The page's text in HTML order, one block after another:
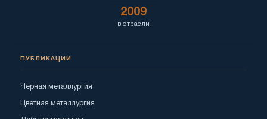
2009
в отрасли
ПУБЛИКАЦИИ
Черная металлургия
Цветная металлургия